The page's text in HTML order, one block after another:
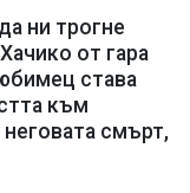
ни трогне
от гара
става
към
смърт,